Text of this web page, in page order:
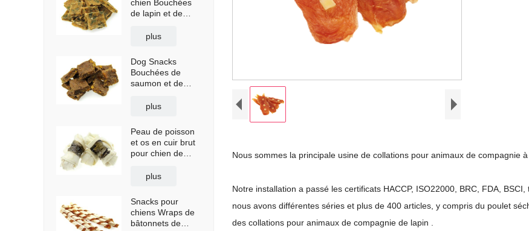
Nous sommes la principale usine de collations pour animaux de compagnie
Notre installation a passé les certificats HACCP, ISO22000, BRC, FDA,
nous avons différentes séries et plus de 400 articles, y compris du poulet
des collations pour animaux de compagnie de lapin .
chien Bouchées
de lapin et de
plus
Dog Snacks
Bouchées de
saumon et de
plus
Peau de poisson
et os en cuir brut
pour chien de
plus
Snacks pour
chiens Wraps de
bâtonnets de